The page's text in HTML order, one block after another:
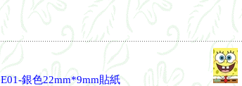
E01-銀色22mm*9mm貼紙